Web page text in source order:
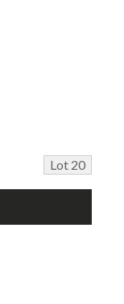
Lot 20